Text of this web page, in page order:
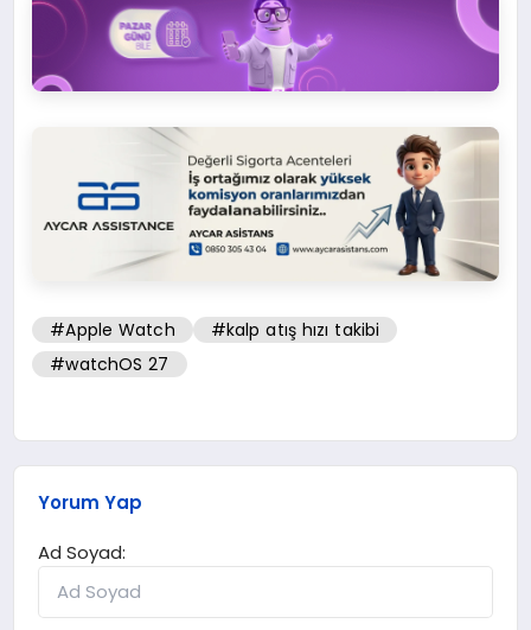
#Apple Watch
#kalp atış hızı takibi
#watchOS 27
Yorum Yap
Ad Soyad: